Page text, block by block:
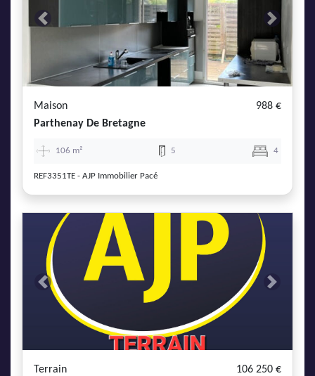
Previous Next
Maison
988 €
Parthenay De Bretagne
106 m² 5 4
REF3351TE - AJP Immobilier Pacé
Previous Next
Terrain
106 250 €